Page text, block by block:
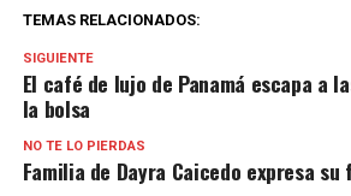
TEMAS RELACIONADOS:
SIGUIENTE
El café de lujo de Panamá escapa a
la bolsa
NO TE LO PIERDAS
Familia de Dayra Caicedo expresa